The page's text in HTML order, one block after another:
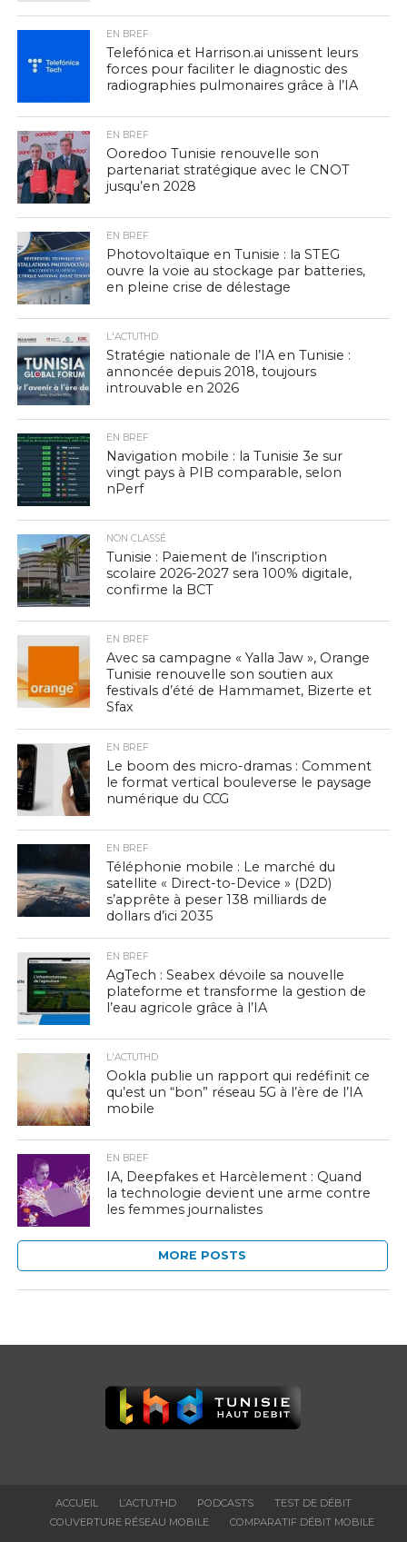
EN BREF
Telefónica et Harrison.ai unissent leurs
forces pour faciliter le diagnostic des
radiographies pulmonaires grâce à l’IA
EN BREF
Ooredoo Tunisie renouvelle son
partenariat stratégique avec le CNOT
jusqu’en 2028
EN BREF
Photovoltaïque en Tunisie : la STEG
ouvre la voie au stockage par batteries,
en pleine crise de délestage
L'ACTUTHD
Stratégie nationale de l’IA en Tunisie :
annoncée depuis 2018, toujours
introuvable en 2026
EN BREF
Navigation mobile : la Tunisie 3e sur
vingt pays à PIB comparable, selon
nPerf
NON CLASSÉ
Tunisie : Paiement de l’inscription
scolaire 2026-2027 sera 100% digitale,
confirme la BCT
EN BREF
Avec sa campagne « Yalla Jaw », Orange
Tunisie renouvelle son soutien aux
festivals d’été de Hammamet, Bizerte et
Sfax
EN BREF
Le boom des micro-dramas : Comment
le format vertical bouleverse le paysage
numérique du CCG
EN BREF
Téléphonie mobile : Le marché du
satellite « Direct-to-Device » (D2D)
s’apprête à peser 138 milliards de
dollars d’ici 2035
EN BREF
AgTech : Seabex dévoile sa nouvelle
plateforme et transforme la gestion de
l’eau agricole grâce à l’IA
L'ACTUTHD
Ookla publie un rapport qui redéfinit ce
qu’est un “bon” réseau 5G à l’ère de l’IA
mobile
EN BREF
IA, Deepfakes et Harcèlement : Quand
la technologie devient une arme contre
les femmes journalistes
MORE POSTS
ACCUEIL L’ACTUTHD PODCASTS
TEST DE DÉBIT
COUVERTURE RÉSEAU MOBILE
COMPARATIF DÉBIT MOBILE